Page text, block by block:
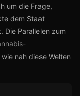
um die Frage,
dem Staat
Parallelen zum
nah diese Welten